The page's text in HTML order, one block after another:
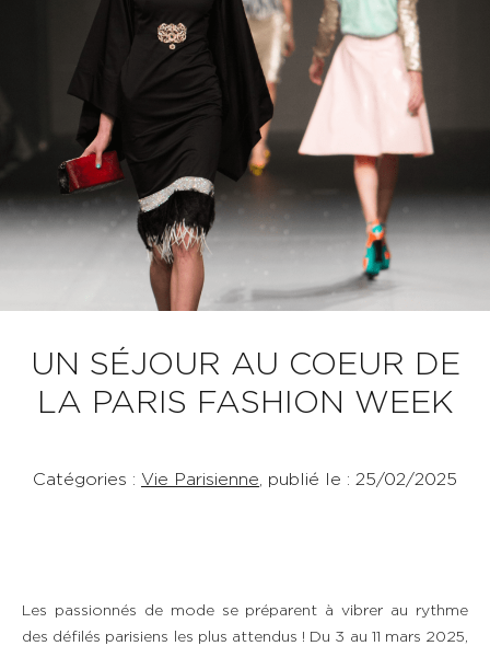
UN SÉJOUR AU COEUR DE
LA PARIS FASHION WEEK
Catégories : Vie Parisienne , publié le : 25/02/2025
Les passionnés de mode se préparent à vibrer au rythme
des défilés parisiens les plus attendus ! Du 3 au 11 mars 2025,